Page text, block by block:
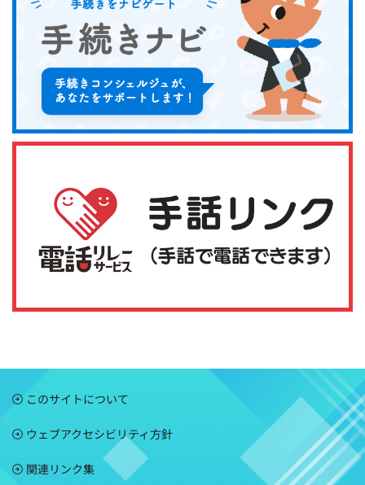
このサイトについて
ウェブアクセシビリティ方針
関連リンク集